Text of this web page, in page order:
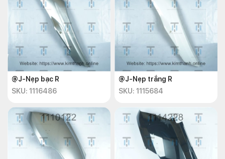
@J-Nẹp bạc R
SKU: 1116486
@J-Nẹp trắng R
SKU: 1115684